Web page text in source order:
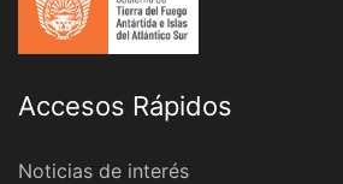
Accesos Rápidos
Noticias de interés